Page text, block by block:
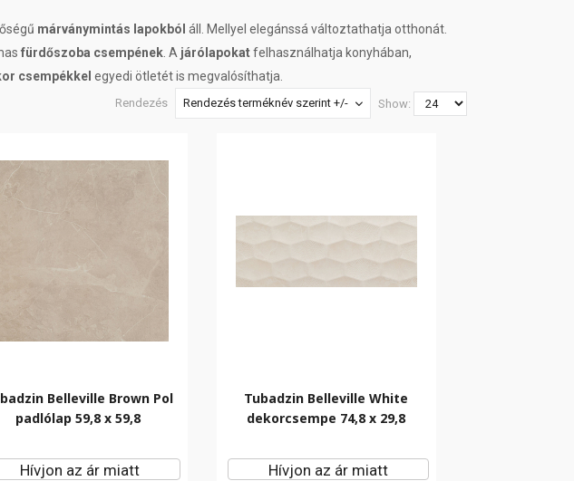
márványmintás lapokból áll. Mellyel elegánssá változtathatja otthonát.
fürdőszoba csempének . A járólapokatfelhasználhatja konyhában,
csempékkel egyedi ötletét is megvalósíthatja.
Rendezés Rendezés terméknév szerint +/- Show:
Belleville Brown Pol
padlólap 59,8 x 59,8
Hívjon az ár miatt
Tubadzin Belleville White
dekorcsempe 74,8 x 29,8
Hívjon az ár miatt